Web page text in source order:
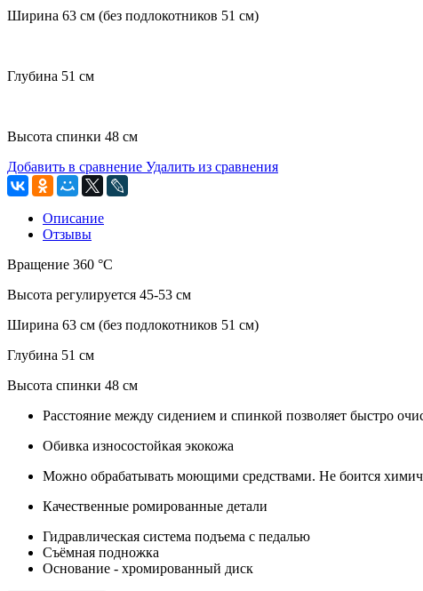
Ширина 63 см (без подлокотников 51 см)
Глубина 51 см
Высота спинки 48 см
Добавить в сравнение Удалить из сравнения
Описание
Отзывы
Вращение 360 °С
Высота регулируется 45-53 см
Ширина 63 см (без подлокотников 51 см)
Глубина 51 см
Высота спинки 48 см
Расстояние между сидением и спинкой позволяет быстро
Обивка износостойкая экокожа
Можно обрабатывать моющими средствами. Не боится
Качественные ромированные детали
Гидравлическая система подъема с педалью
Съёмная подножка
Основание - хромированный диск